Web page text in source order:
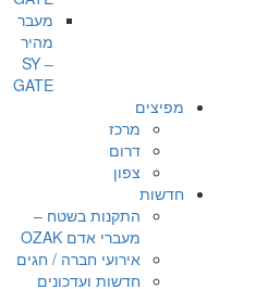
מעבר
מהיר
– SY
GATE
מפיצים
מרכז
דרום
צפון
חדשות
התקנות בשטח –
מעברי אדם OZAK
אירועי חברה / חגים
חדשות ועדכונים